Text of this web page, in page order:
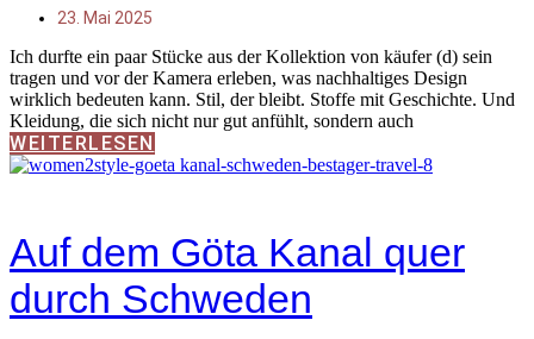
23. Mai 2025
Ich durfte ein paar Stücke aus der Kollektion von käufer (d) sein
tragen und vor der Kamera erleben, was nachhaltiges Design
wirklich bedeuten kann. Stil, der bleibt. Stoffe mit Geschichte. Und
Kleidung, die sich nicht nur gut anfühlt, sondern auch
WEITERLESEN
Auf dem Göta Kanal quer
durch Schweden